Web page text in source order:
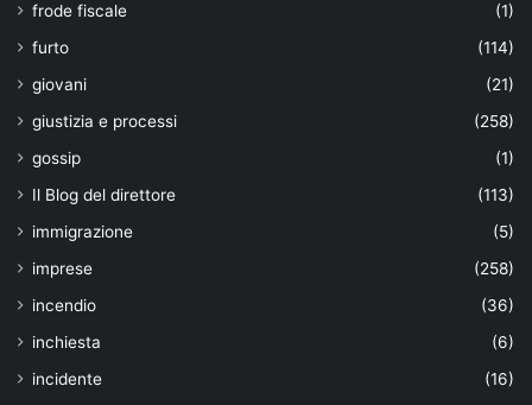
frode fiscale
(1)
furto
(114)
giovani
(21)
giustizia e processi
(258)
gossip
(1)
Il Blog del direttore
(113)
immigrazione
(5)
imprese
(258)
incendio
(36)
inchiesta
(6)
incidente
(16)